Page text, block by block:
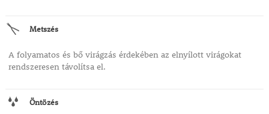
Metszés
A folyamatos és bő virágzás érdekében az elnyílott virágokat
rendszeresen távolítsa el.
Öntözés